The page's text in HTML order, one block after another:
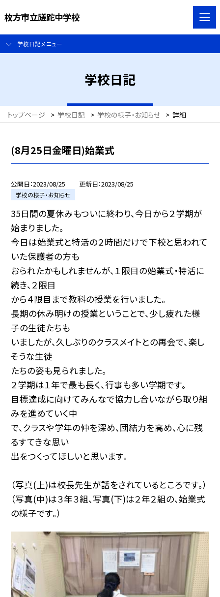
枚方市立蹉跎中学校
学校日記メニュー
学校日記
トップページ > 学校日記 > 学校の様子・お知らせ > 詳細
(8月25日金曜日)始業式
公開日 2023/08/25 更新日 2023/08/25
学校の様子・お知らせ
35日間の夏休みもついに終わり、今日から２学期が
始まりました。
今日は始業式と特活の２時間だけで下校と思われて
いた保護者の方も
おられたかもしれませんが、１限目の始業式・特活に
続き、２限目
から４限目まで教科の授業を行いました。
長期の休み明けの授業ということで、少し疲れた様
子の生徒たちも
いましたが、久しぶりのクラスメイトとの再会で、楽し
そうな生徒
たちの姿も見られました。
２学期は１年で最も長く、行事も多い学期です。
目標達成に向けてみんなで協力し合いながら取り組
みを進めていく中
で、クラスや学年の仲を深め、団結力を高め、心に残
るすてきな思い
出をつくってほしいと思います。
（写真(上)は校長先生が話をされているところです。）
（写真(中)は３年３組、写真(下)は２年２組の、始業式
の様子です。）